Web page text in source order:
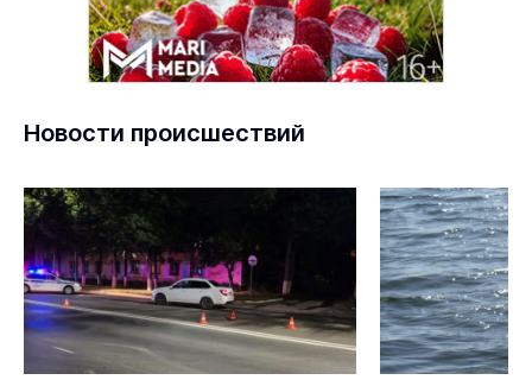
Новости происшествий